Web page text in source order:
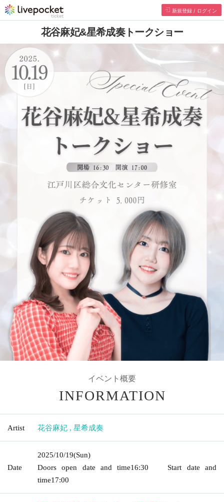
新規登録 / ログイン
花谷麻妃&星希成奏トークショー
イベント概要
INFORMATION
Artist 花谷麻妃 , 星希成奏
Date
2025/10/19(Sun)
Doors open date and time16:30 Start date and
time17:00